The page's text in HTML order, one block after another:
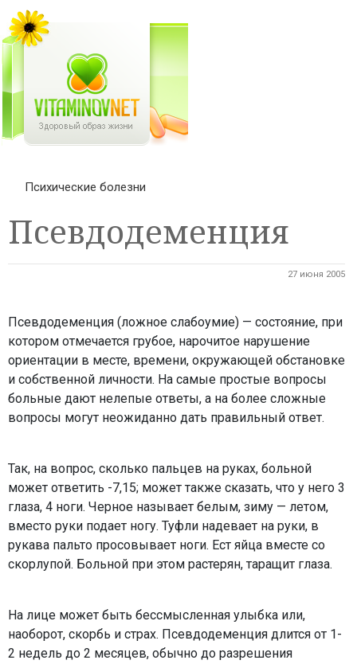
Психические болезни
Псевдодеменция
27 июня 2005
Псевдодеменция (ложное слабоумие) — состояние, при
котором отмечается грубое, нарочитое нарушение
ориентации в месте, времени, окружающей обстановке
и собственной личности. На самые простые вопросы
больные дают нелепые ответы, а на более сложные
вопросы могут неожиданно дать правильный ответ.
Так, на вопрос, сколько пальцев на руках, больной
может ответить -7,15; может также сказать, что у него 3
глаза, 4 ноги. Черное называет белым, зиму — летом,
вместо руки подает ногу. Туфли надевает на руки, в
рукава пальто просовывает ноги. Ест яйца вместе со
скорлупой. Больной при этом растерян, таращит глаза.
На лице может быть бессмысленная улыбка или,
наоборот, скорбь и страх. Псевдодеменция длится от 1-
2 недель до 2 месяцев, обычно до разрешения